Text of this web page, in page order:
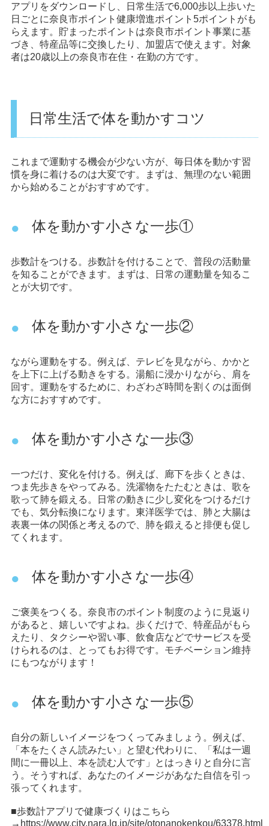
アプリをダウンロードし、日常生活で6,000歩以上歩いた
日ごとに奈良市ポイント健康増進ポイント5ポイントがも
らえます。貯まったポイントは奈良市ポイント事業に基
づき、特産品等に交換したり、加盟店で使えます。対象
者は20歳以上の奈良市在住・在勤の方です。
日常生活で体を動かすコツ
これまで運動する機会が少ない方が、毎日体を動かす習
慣を身に着けるのは大変です。まずは、無理のない範囲
から始めることがおすすめです。
体を動かす小さな一歩①
歩数計をつける。歩数計を付けることで、普段の活動量
を知ることができます。まずは、日常の運動量を知るこ
とが大切です。
体を動かす小さな一歩②
ながら運動をする。例えば、テレビを見ながら、かかと
を上下に上げる動きをする。湯船に浸かりながら、肩を
回す。運動をするために、わざわざ時間を割くのは面倒
な方におすすめです。
体を動かす小さな一歩③
一つだけ、変化を付ける。例えば、廊下を歩くときは、
つま先歩きをやってみる。洗濯物をたたむときは、歌を
歌って肺を鍛える。日常の動きに少し変化をつけるだけ
でも、気分転換になります。東洋医学では、肺と大腸は
表裏一体の関係と考えるので、肺を鍛えると排便も促し
てくれます。
体を動かす小さな一歩④
ご褒美をつくる。奈良市のポイント制度のように見返り
があると、嬉しいですよね。歩くだけで、特産品がもら
えたり、タクシーや習い事、飲食店などでサービスを受
けられるのは、とってもお得です。モチベーション維持
にもつながります！
体を動かす小さな一歩⑤
自分の新しいイメージをつくってみましょう。例えば、
「本をたくさん読みたい」と望む代わりに、「私は一週
間に一冊以上、本を読む人です」とはっきりと自分に言
う。そうすれば、あなたのイメージがあなた自信を引っ
張ってくれます。
■歩数計アプリで健康づくりはこちら
→ https://www.city.nara.lg.jp/site/otonanokenkou/63378.html